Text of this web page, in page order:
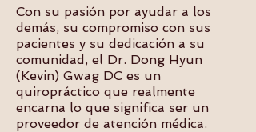
Con su pasión por ayudar a los
demás, su compromiso con sus
pacientes y su dedicación a su
comunidad, el Dr. Dong Hyun
(Kevin) Gwag DC es un
quiropráctico que realmente
encarna lo que significa ser un
proveedor de atención médica.